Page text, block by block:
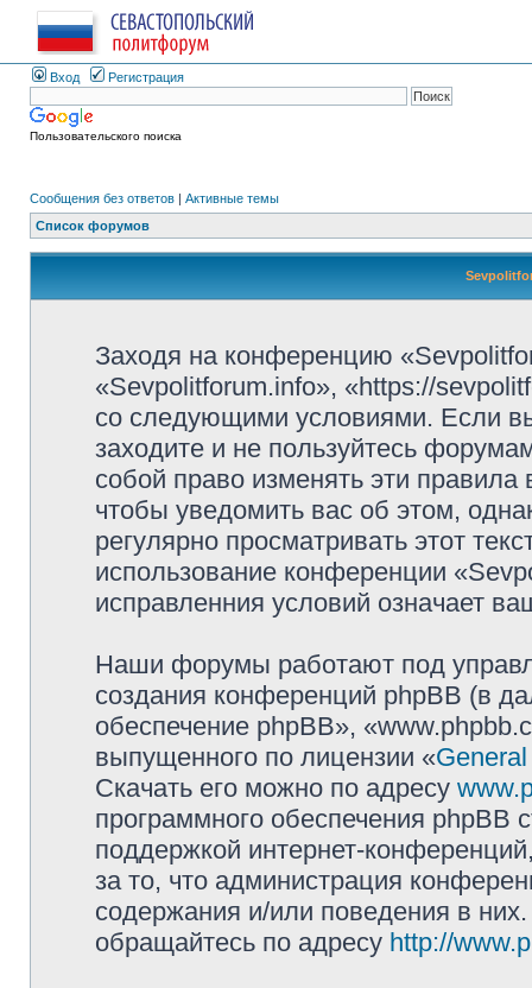
Вход Регистрация
Пользовательского поиска
Сообщения без ответов | Активные темы
Список форумов
Заходя на конференцию
«Sevpolitforum.info», «https://
со следующими условиями. Если
заходите и не пользуйтесь
собой право изменять эти
чтобы уведомить вас об этом,
регулярно просматривать этот
использование конференции
исправленния условий означает
Наши форумы работают под
создания конференций phpBB (в
обеспечение phpBB»,
выпущенного по лицензии «
Скачать его можно по адресу
программного обеспечения phpBB
поддержкой интернет-
за то, что администрация
содержания и/или поведения в
обращайтесь по адресу http://